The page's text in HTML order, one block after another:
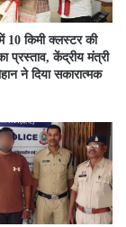
किमी क्लस्टर की
प्रस्ताव, केंद्रीय मंत्री
ने दिया सकारात्मक